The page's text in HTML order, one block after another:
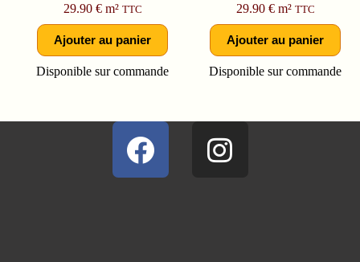
29.90 €m² TTC
Ajouter au panier
Disponible sur commande
29.90 €m² TTC
Ajouter au panier
Disponible sur commande